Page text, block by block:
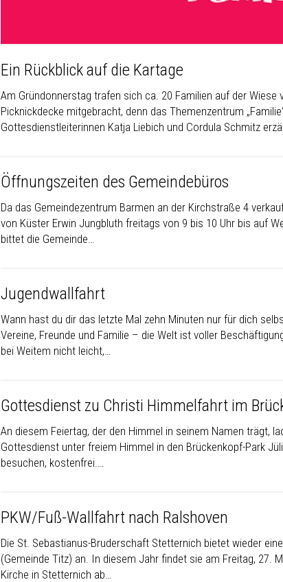
Ein Rückblick auf die Kartage
Am Gründonnerstag trafen sich ca. 20 Familien auf der
Picknickdecke mitgebracht, denn das Themenzentrum
Gottesdienstleiterinnen Katja Liebich und Cordula Schmitz
Öffnungszeiten des Gemeindebüros
Da das Gemeindezentrum Barmen an der Kirchstraße 4
von Küster Erwin Jungbluth freitags von 9 bis 10 Uhr bis auf
bittet die Gemeinde…
Jugendwallfahrt
Wann hast du dir das letzte Mal zehn Minuten nur für dich
Vereine, Freunde und Familie – die Welt ist voller
bei Weitem nicht leicht,…
Gottesdienst zu Christi Himmelfahrt im
An diesem Feiertag, der den Himmel in seinem Namen trägt,
Gottesdienst unter freiem Himmel in den Brückenkopf-Park
besuchen, kostenfrei.…
PKW/Fuß-Wallfahrt nach Ralshoven
Die St. Sebastianus-Bruderschaft Stetternich bietet wieder
(Gemeinde Titz) an. In diesem Jahr findet sie am Freitag, 27.
Kirche in Stetternich ab…